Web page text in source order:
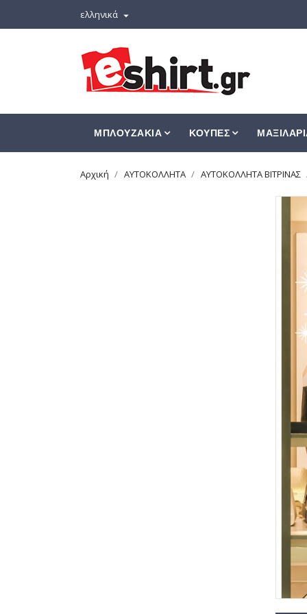
ελληνικά 
ΜΠΛΟΥΖΑΚΙΑ ΚΟΥΠΕΣ
Αρχική ΑΥΤΟΚΟΛΛΗΤΑ ΑΥΤΟΚΟΛΛΗΤΑ ΒΙΤΡΙΝΑΣ